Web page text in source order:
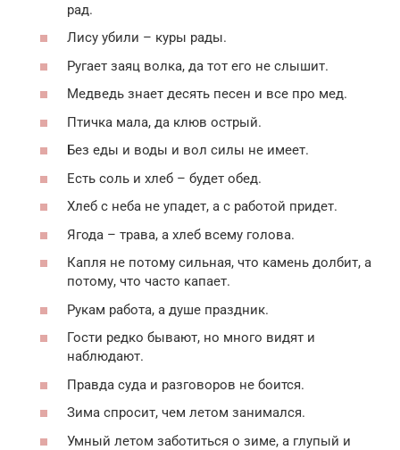
рад.
Лису убили – куры рады.
Ругает заяц волка, да тот его не слышит.
Медведь знает десять песен и все про мед.
Птичка мала, да клюв острый.
Без еды и воды и вол силы не имеет.
Есть соль и хлеб – будет обед.
Хлеб с неба не упадет, а с работой придет.
Ягода – трава, а хлеб всему голова.
Капля не потому сильная, что камень долбит, а
потому, что часто капает.
Рукам работа, а душе праздник.
Гости редко бывают, но много видят и
наблюдают.
Правда суда и разговоров не боится.
Зима спросит, чем летом занимался.
Умный летом заботиться о зиме, а глупый и